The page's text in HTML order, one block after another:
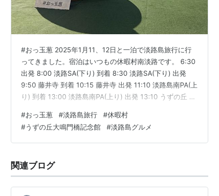
#おっ玉葱 2025年1月11、12日と一泊で淡路島旅行に行
ってきました。宿泊はいつもの休暇村南淡路です。 6:30
出発 8:00 淡路SA(下り) 到着 8:30 淡路SA(下り) 出発
9:50 藤井寺 到着 10:15 藤井寺 出発 11:10 淡路島南PA(上
り) 到着 13:00 淡路島南PA(上り) 出発 13:10 うずの丘 大
14:40 休暇村南淡路 到着 15:00 大浴場 17:00 夕食 19:00
大浴場 20:00 部屋飲み 22:00 就寝 6:30 出発 5時半頃に
子供達を起こしてパンを食べさせて出…
#おっ玉葱 #淡路島旅行 #休暇村
#うずの丘大鳴門橋記念館 #淡路島グルメ
関連ブログ